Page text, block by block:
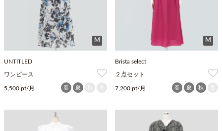
M
UNTITLED
ワンピース
5,500 pt/月 春 夏
M
Brista select
２点セット
7,200 pt/月 春 夏 秋